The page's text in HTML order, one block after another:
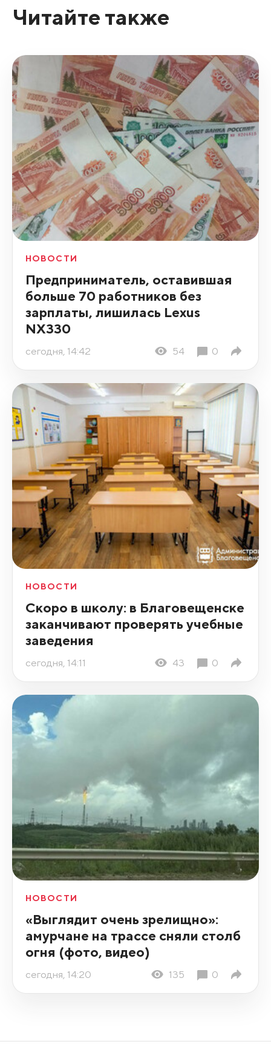
Читайте также
НОВОСТИ
Предприниматель, оставившая
больше 70 работников без
зарплаты, лишилась Lexus
NX330
сегодня, 14:42 54 0
НОВОСТИ
Скоро в школу: в Благовещенске
заканчивают проверять учебные
заведения
сегодня, 14:11 43 0
НОВОСТИ
«Выглядит очень зрелищно»:
амурчане на трассе сняли столб
огня (фото, видео)
сегодня, 14:20 135 0